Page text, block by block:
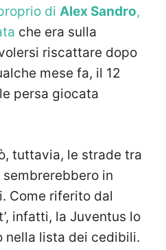
di Alex Sandro,
che era sulla
riscattare dopo
mese fa, il 12
persa giocata
tuttavia, le strade tra
in
Come riferito dal
infatti, la Juventus lo
nella lista dei cedibili.